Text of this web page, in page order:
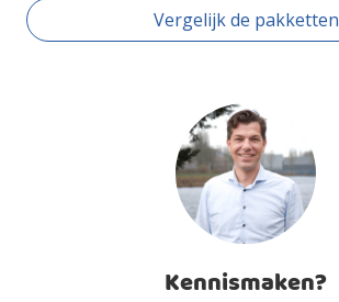
Vergelijk de pakketten
Kennismaken?